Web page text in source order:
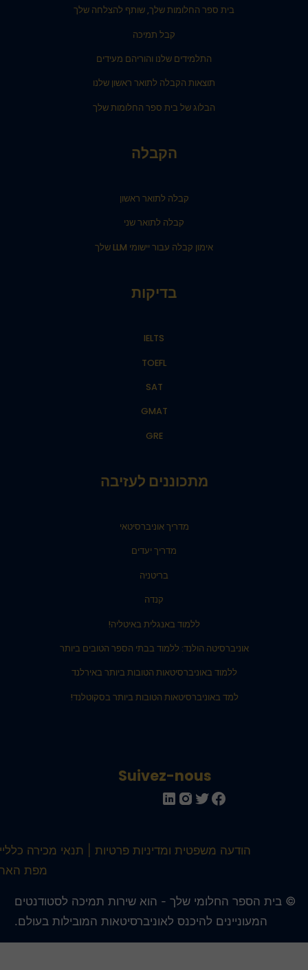
בית ספר החלומות שלך, שותף להצלחה שלך
קבל תמיכה
התלמידים שלנו והוריהם מעידים
תוצאות הקבלה לתואר ראשון שלנו
הבלוג של בית ספר החלומות שלך
הקבלה
קבלה לתואר ראשון
קבלה לתואר שני
אימון קבלה עבור יישומי LLM שלך
בדיקות
IELTS
TOEFL
SAT
GMAT
GRE
מתכוננים לעזיבה
מדריך אוניברסיטאי
מדריך יעדים
בריטניה
קנדה
ללמוד באנגלית באיטליה!
אוניברסיטה הולנד: ללמוד בבתי הספר הטובים ביותר
ללמוד באוניברסיטאות הטובות ביותר באירלנד
למד באוניברסיטאות הטובות ביותר בסקוטלנד!
Suivez-nous
הודעה משפטית ומדיניות פרטיות
תנאי מכירה כלליים
מפת האתר
בית הספר החלומי שלך - הוא שירות תמיכה לסטודנטים
המעוניינים להיכנס לאוניברסיטאות המובילות בעולם.